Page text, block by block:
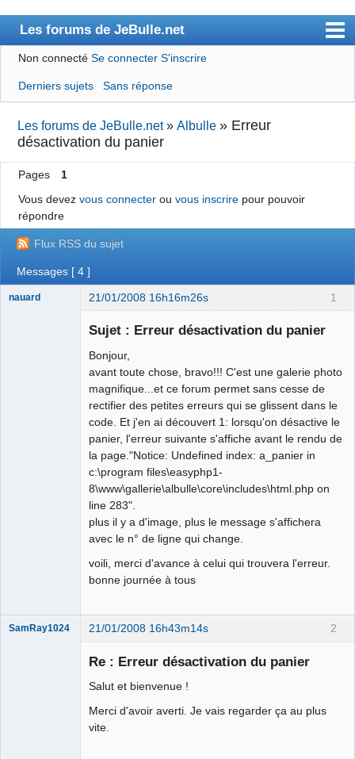
Les forums de JeBulle.net
Accueil
Membres
Règles
Chercher
S’inscrire
Connexion
← Retour vers JeBulle.net
Non connecté Se connecter S'inscrire
Derniers sujets Sans réponse
Les forums de JeBulle.net »Albulle » Erreur
désactivation du panier
Pages
1
Vous devez vous connecterou vous inscrirepour pouvoir
répondre
Flux RSS du sujet
Messages [ 4 ]
1
nauard 21/01/2008 16h16m26s
Sujet : Erreur désactivation du panier
Bonjour,
avant toute chose, bravo!!! C'est une galerie photo
magnifique...et ce forum permet sans cesse de
rectifier des petites erreurs qui se glissent dans le
code. Et j'en ai découvert 1: lorsqu'on désactive le
panier, l'erreur suivante s'affiche avant le rendu de
la page."Notice: Undefined index: a_panier in
c:\program files\easyphp1-
8\www\gallerie\albulle\core\includes\html.php on
line 283".
plus il y a d'image, plus le message s'affichera
avec le n° de ligne qui change.
voili, merci d'avance à celui qui trouvera l'erreur.
bonne journée à tous
2
SamRay1024 21/01/2008 16h43m14s
Re : Erreur désactivation du panier
Salut et bienvenue !
Merci d'avoir averti. Je vais regarder ça au plus
vite.